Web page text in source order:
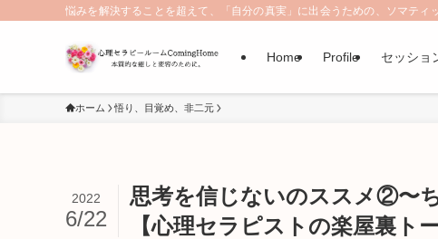
悩みを解決することを超えて、「自分の真実」に出会うための、ソマテ
Home Profile セッショ
ホーム 悟り、目覚め、非二元
思考を信じないのススメ②〜
【心理セラピストの楽屋裏トー
2022
6/22